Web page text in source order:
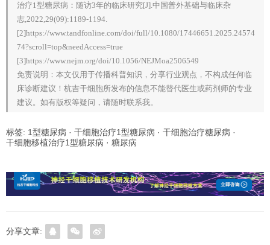
治疗1型糖尿病：随访3年的临床研究[J].中国普外基础与临床杂
志,2022,29(09):1189-1194.
[2]https://www.tandfonline.com/doi/full/10.1080/17446651.2025.24574
74?scroll=top&needAccess=true
[3]https://www.nejm.org/doi/10.1056/NEJMoa2506549
免责说明：本文仅用于传播科普知识，分享行业观点，不构成任何临
床诊断建议！杭吉干细胞所发布的信息不能替代医生或药剂师的专业
建议。如有版权等疑问，请随时联系我。
标签: 1型糖尿病 · 干细胞治疗1型糖尿病 · 干细胞治疗糖尿病 ·
干细胞移植治疗1型糖尿病 · 糖尿病
分享文章: